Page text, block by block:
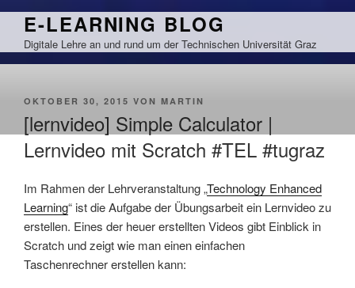
Zum
springen
E-LEARNING BLOG
Digitale Lehre an und rund um der Technischen Universität Graz
VERÖFFENTLICHT
OKTOBER 30, 2015 VON MARTIN
[lernvideo] Simple Calculator |
Lernvideo mit Scratch #TEL #tugraz
Im Rahmen der Lehrveranstaltung „Technology Enhanced
Learning“ ist die Aufgabe der Übungsarbeit ein Lernvideo zu
erstellen. Eines der heuer erstellten Videos gibt Einblick in
Scratch und zeigt wie man einen einfachen
Taschenrechner erstellen kann: